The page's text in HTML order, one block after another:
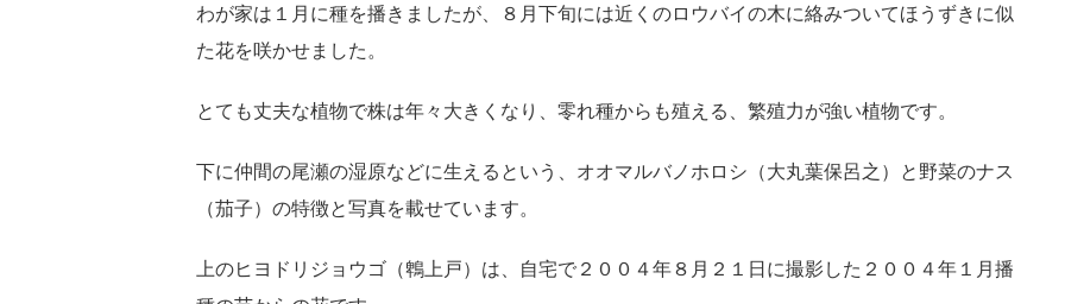
わが家は１月に種を播きましたが、８月下旬には近くのロウバイの木に絡みついてほうずきに似
た花を咲かせました。
とても丈夫な植物で株は年々大きくなり、零れ種からも殖える、繁殖力が強い植物です。
下に仲間の尾瀬の湿原などに生えるという、オオマルバノホロシ（大丸葉保呂之）と野菜のナス
（茄子）の特徴と写真を載せています。
上のヒヨドリジョウゴ（鵯上戸）は、自宅で２００４年８月２１日に撮影した２００４年１月播